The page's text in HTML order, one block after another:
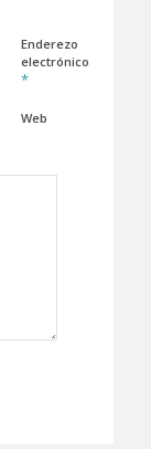
Enderezo
electrónico
*
Web